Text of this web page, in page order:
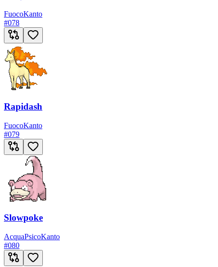
FuocoKanto
#078
Rapidash
FuocoKanto
#079
Slowpoke
AcquaPsicoKanto
#080